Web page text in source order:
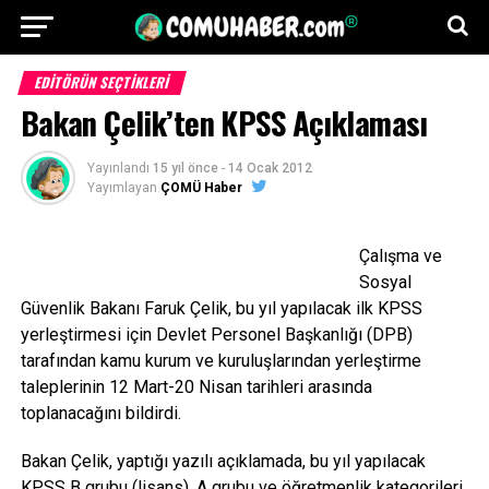
EDITÖRÜN SEÇTIKLERI
Bakan Çelik’ten KPSS Açıklaması
Yayınlandı 15 yıl önce - 14 Ocak 2012
Yayımlayan ÇOMÜ Haber
Çalışma ve
Sosyal
Güvenlik Bakanı Faruk Çelik, bu yıl yapılacak ilk KPSS
yerleştirmesi için Devlet Personel Başkanlığı (DPB)
tarafından kamu kurum ve kuruluşlarından yerleştirme
taleplerinin 12 Mart-20 Nisan tarihleri arasında
toplanacağını bildirdi.
Bakan Çelik, yaptığı yazılı açıklamada, bu yıl yapılacak